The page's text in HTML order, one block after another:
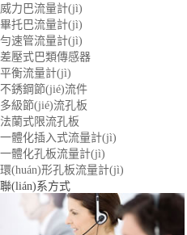
威力巴流量計(jì)
畢托巴流量計(jì)
勻速管流量計(jì)
差壓式巴類傳感器
平衡流量計(jì)
不銹鋼節(jié)流件
多級節(jié)流孔板
法蘭式限流孔板
一體化插入式流量計(jì)
一體化孔板流量計(jì)
環(huán)形孔板流量計(jì)
聯(lián)系方式